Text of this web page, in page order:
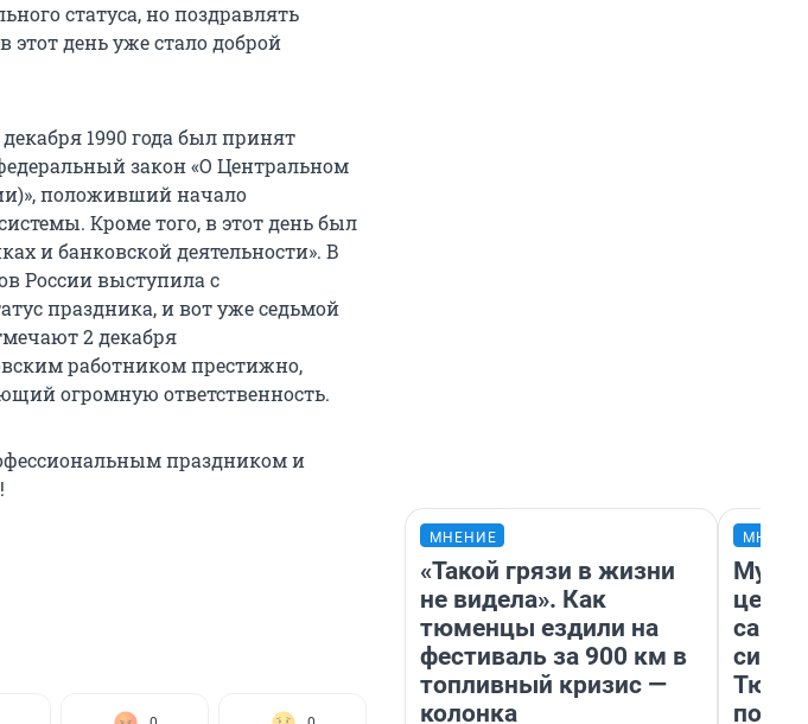
статуса, но поздравлять
день уже стало доброй
1990 года был принят
закон «О Центральном
положивший начало
Кроме того, в этот день был
и банковской деятельности». В
России выступила с
праздника, и вот уже седьмой
2 декабря
работником престижно,
огромную ответственность.
праздником и
МНЕНИЕ
«Такой грязи в жизни
не видела». Как
тюменцы ездили на
фестиваль за 900 км в
топливный кризис —
колонка